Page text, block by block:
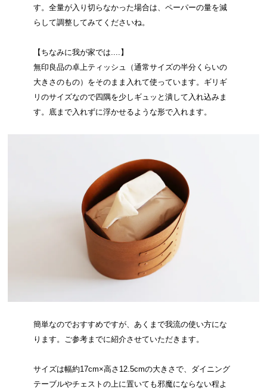
す。全量が入り切らなかった場合は、ペーパーの量を減
らして調整してみてくださいね。
【ちなみに我が家では....】
無印良品の卓上ティッシュ（通常サイズの半分くらいの
大きさのもの）をそのまま入れて使っています。ギリギ
リのサイズなので四隅を少しギュッと潰して入れ込みま
す。底まで入れずに浮かせるような形で入れます。
簡単なのでおすすめですが、あくまで我流の使い方にな
ります。ご参考までに紹介させていただきます。
サイズは幅約17cm×高さ12.5cmの大きさで、ダイニング
テーブルやチェストの上に置いても邪魔にならない程よ